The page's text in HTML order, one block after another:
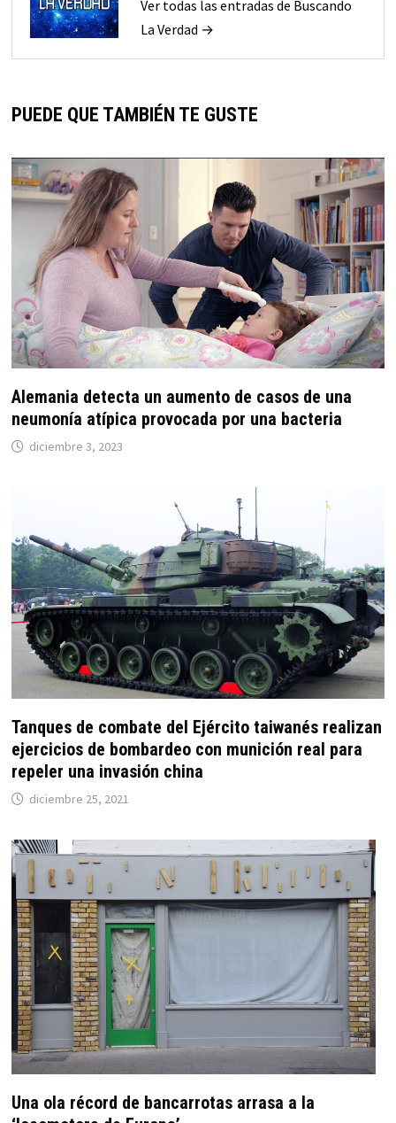
Ver todas las entradas de Buscando
La Verdad →
PUEDE QUE TAMBIÉN TE GUSTE
Alemania detecta un aumento de casos de una
neumonía atípica provocada por una bacteria
diciembre 3, 2023
Tanques de combate del Ejército taiwanés realizan
ejercicios de bombardeo con munición real para
repeler una invasión china
diciembre 25, 2021
Una ola récord de bancarrotas arrasa a la